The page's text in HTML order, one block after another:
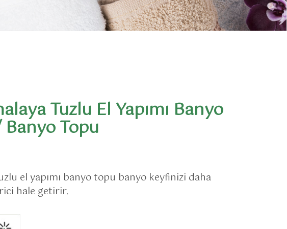
Tuzlu El Yapımı Banyo
Banyo Topu
el yapımı banyo topu banyo keyfinizi daha
hale getirir.